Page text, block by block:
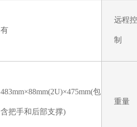
有
远程控
制
483mm×88mm(2U)×475mm(包
含把手和后部支撑)
重量